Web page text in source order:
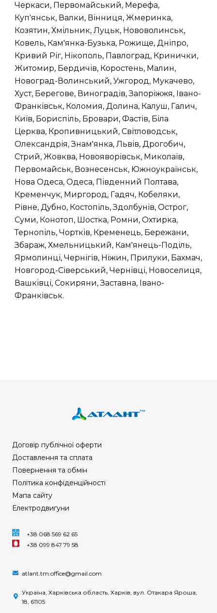
Черкаси, Первомайський, Мерефа,
Куп'янськ, Валки, Вінниця, Жмеринка,
Козятин, Хмільник, Луцьк, Нововолинськ,
Ковель, Кам'янка-Бузька, Рожище, Дніпро,
Кривий Ріг, Нікополь, Павлоград, Кринички,
Житомир, Бердичів, Коростень, Малин,
Новоград-Волинський, Ужгород, Мукачево,
Хуст, Берегове, Виноградів, Запоріжжя, Івано-
Франківськ, Коломия, Долина, Калуш, Галич,
Київ, Бориспіль, Бровари, Фастів, Біла
Церква, Кропивницький, Світловодськ,
Олександрія, Знам'янка, Львів, Дрогобич,
Стрий, Жовква, Новояворівськ, Миколаїв,
Первомайськ, Вознесенськ, Южноукраїнськ,
Нова Одеса, Одеса, Південний Полтава,
Кременчук, Миргород, Гадяч, Кобеляки,
Рівне, Дубно, Костопіль, Здолбунів, Острог,
Суми, Конотоп, Шостка, Ромни, Охтирка,
Тернопіль, Чортків, Кременець, Бережани,
Збараж, Хмельницький, Кам'янець-Поділь,
Ярмолинці, Чернігів, Ніжин, Прилуки, Бахмач,
Новгород-Сіверський, Чернівці, Новоселиця,
Вашківці, Сокиряни, Заставна, Івано-
Франківськ.
Договір публічної оферти
Доставлення та сплата
Повернення та обмін
Політика конфіденційності
Мапа сайту
Електродвигуни
+38 068 569 62 65
+38 099 847 79 58
atlant.tm.office@gmail.com
Україна, Харківська область, Харків, вул. Отакара Яроша,
18, 61105